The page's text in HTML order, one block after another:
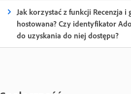
Jak korzystać z funkcji Recenzja i
hostowana? Czy identyfikator
do uzyskania do niej dostępu?